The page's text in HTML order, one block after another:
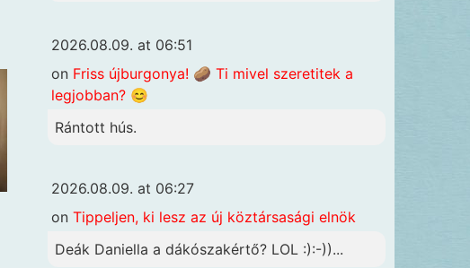
2026.08.09. at 06:51
on Friss újburgonya! 🥔 Ti mivel szeretitek a
legjobban? 😊
Rántott hús.
2026.08.09. at 06:27
on Tippeljen, ki lesz az új köztársasági elnök
Deák Daniella a dákószakértő? LOL :):-))...